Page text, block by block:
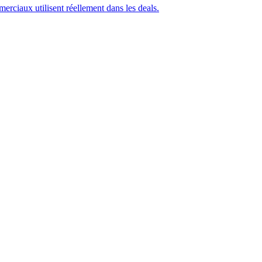
utilisent réellement dans les deals.